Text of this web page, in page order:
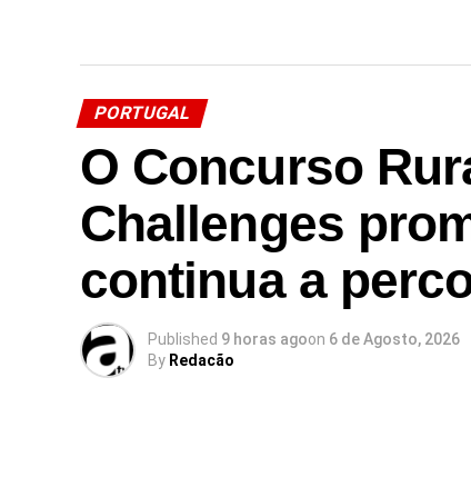
PORTUGAL
O Concurso
Challenges
continua a
Published 9 horas agoon 6 de Agosto, 2026
By Redacão